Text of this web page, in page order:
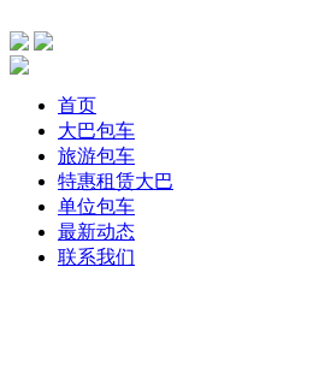
首页
大巴包车
旅游包车
特惠租赁大巴
单位包车
最新动态
联系我们